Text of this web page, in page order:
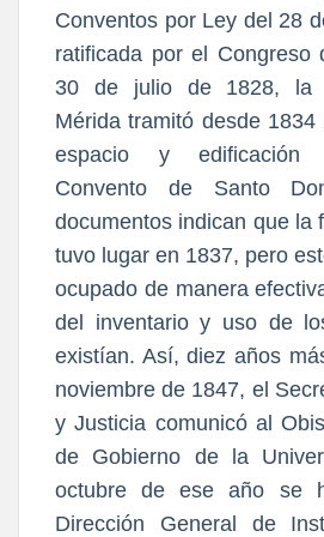
Conventos por Ley del 28
ratificada por el Congreso
30 de julio de 1828, la
Mérida tramitó desde
espacio y edificación
Convento de Santo
documentos indican que la
tuvo lugar en 1837, pero
ocupado de manera
del inventario y uso de
existían. Así, diez años
noviembre de 1847, el
y Justicia comunicó al
de Gobierno de la
octubre de ese año se
Dirección General de